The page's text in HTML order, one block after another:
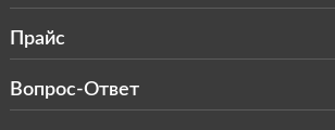
Прайс
Вопрос-Ответ